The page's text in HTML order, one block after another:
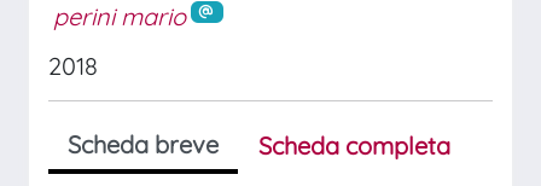
perini mario
2018
Scheda breve
Scheda completa